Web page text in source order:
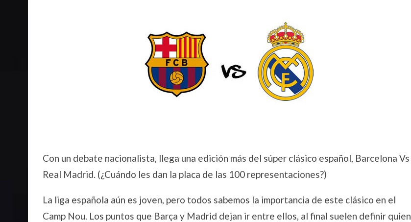
Con un debate nacionalista, llega una edición más del súper clásico español, Barcelona Vs
Real Madrid. (¿Cuándo les dan la placa de las 100 representaciones?)
La liga española aún es joven, pero todos sabemos la importancia de este clásico en el
Camp Nou. Los puntos que Barça y Madrid dejan ir entre ellos, al final suelen definir quien